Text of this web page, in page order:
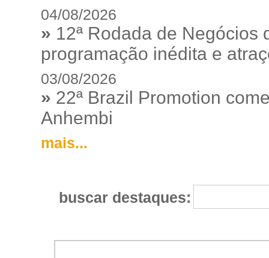
04/08/2026
» 12ª Rodada de Negócios
programação inédita e
03/08/2026
» 22ª Brazil Promotion
Anhembi
mais...
buscar destaques: